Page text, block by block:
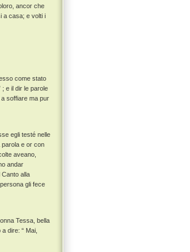
ancor che
a casa; e volti i
come stato
e il dir le parole
soffiare ma pur
egli testé nelle
parola e or con
aveano,
andar
alla
gli fece
Tessa, bella
dire: “ Mai,